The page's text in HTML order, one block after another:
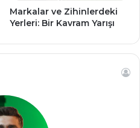
Markalar ve Zihinlerdeki
Yerleri: Bir Kavram Yarışı